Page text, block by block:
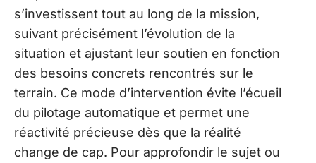
s’investissent tout au long de la mission,
suivant précisément l’évolution de la
situation et ajustant leur soutien en fonction
des besoins concrets rencontrés sur le
terrain. Ce mode d’intervention évite l’écueil
du pilotage automatique et permet une
réactivité précieuse dès que la réalité
change de cap. Pour approfondir le sujet ou